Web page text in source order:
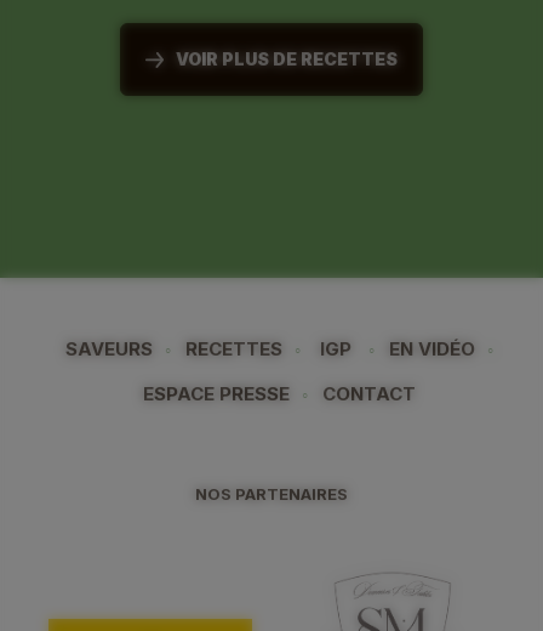
VOIR PLUS DE RECETTES
SAVEURS RECETTES IGP
EN VIDÉO
ESPACE PRESSE
CONTACT
NOS PARTENAIRES